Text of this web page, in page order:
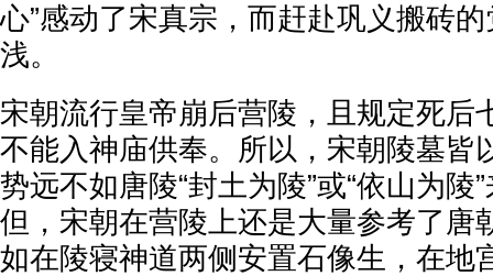
心”感动了宋真宗，而赶赴巩义搬砖
浅。
宋朝流行皇帝崩后营陵，且规定死后
不能入神庙供奉。所以，宋朝陵墓皆
势远不如唐陵“封土为陵”或“依山为陵
但，宋朝在营陵上还是大量参考了唐
如在陵寝神道两侧安置石像生，在地